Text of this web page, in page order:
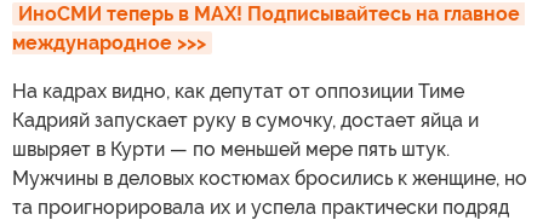
ИноСМИ теперь в MAX! Подписывайтесь на главное
международное >>>
На кадрах видно, как депутат от оппозиции Тиме
Кадрияй запускает руку в сумочку, достает яйца и
швыряет в Курти — по меньшей мере пять штук.
Мужчины в деловых костюмах бросились к женщине, но
та проигнорировала их и успела практически подряд